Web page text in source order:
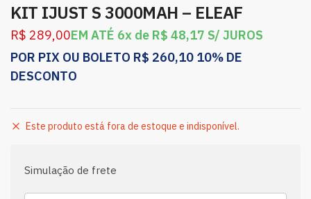
KIT IJUST S 3000MAH – ELEAF
R$ 289,00EM ATÉ 6x de R$ 48,17 S/ JUROS
POR PIX OU BOLETO R$ 260,10 10% DE
DESCONTO
Este produto está fora de estoque e indisponível.
Simulação de frete